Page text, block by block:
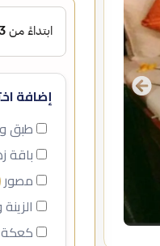
إضافة
طبق
باقة
مصور
كعكة